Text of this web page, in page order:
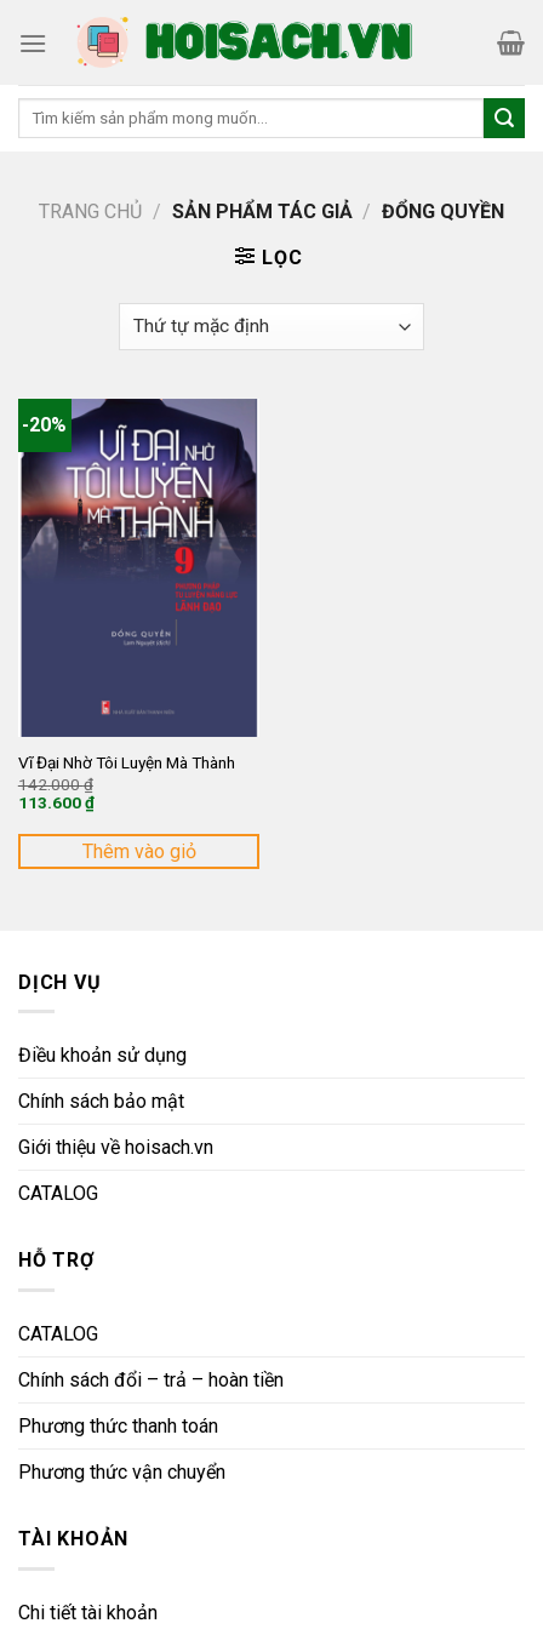
Tìm
TRANG CHỦ / SẢN PHẨM TÁC GIẢ / ĐỔNG QUYỀN
LỌC
-20%
Vĩ Đại Nhờ Tôi Luyện Mà Thành
142.000₫
142.000 ₫.
113.600₫
hiện
là:
Thêm vào giỏ
DỊCH VỤ
Điều khoản sử dụng
Chính sách bảo mật
Giới thiệu về hoisach.vn
CATALOG
HỖ TRỢ
CATALOG
Chính sách đổi – trả – hoàn tiền
Phương thức thanh toán
Phương thức vận chuyển
TÀI KHOẢN
Chi tiết tài khoản